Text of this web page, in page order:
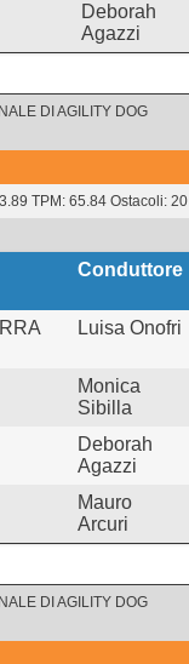
Deborah
Agazzi
DI AGILITY DOG
TPM: 65.84 Ostacoli: 20
Conduttore
Luisa Onofri
Monica
Sibilla
Deborah
Agazzi
Mauro
Arcuri
DI AGILITY DOG